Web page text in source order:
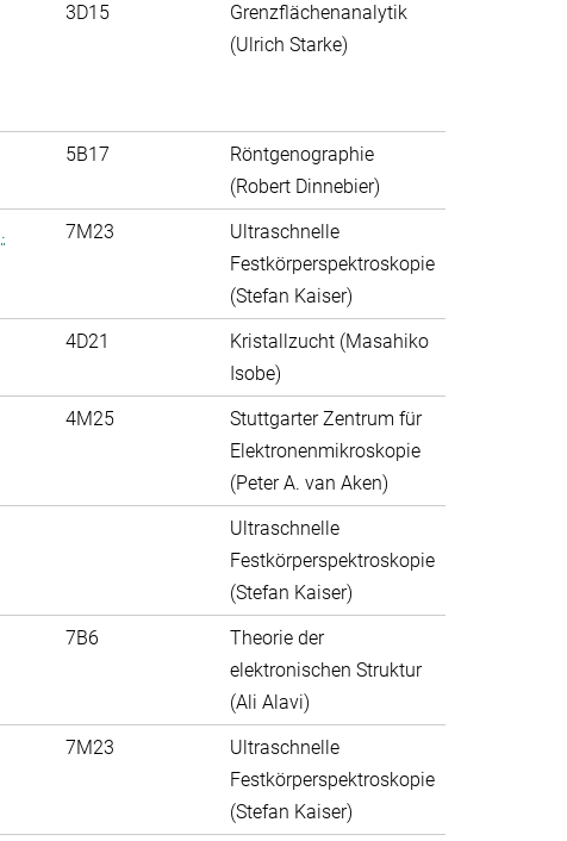
3D15
Grenzflächenanalytik
(Ulrich Starke)
5B17
Röntgenographie
(Robert Dinnebier)
7M23
Ultraschnelle
Festkörperspektroskopie
(Stefan Kaiser)
4D21
Kristallzucht (Masahiko
Isobe)
4M25
Stuttgarter Zentrum für
Elektronenmikroskopie
(Peter A. van Aken)
Ultraschnelle
Festkörperspektroskopie
(Stefan Kaiser)
7B6
Theorie der
elektronischen Struktur
(Ali Alavi)
7M23
Ultraschnelle
Festkörperspektroskopie
(Stefan Kaiser)